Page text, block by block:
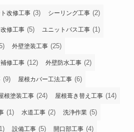
改修工事 (3) シーリング工事 (2)
修工事 (5) ユニットバス工事 (1)
外壁塗装工事 (25)
修工事 (12) 外壁防水工事 (2)
(9) 屋根カバー工法工事 (6)
根塗装工事 (24) 屋根葺き替え工事 (14)
(1) 水道工事 (2) 洗浄作業 (5)
設備工事 (5) 開口部工事 (4)